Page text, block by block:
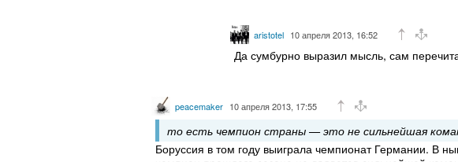
aristotel 10 апреля 2013, 16:52
Да сумбурно выразил мысль, сам
peacemaker 10 апреля 2013, 17:55
то есть чемпион страны — это не сильнейшая
Боруссия в том году выиграла чемпионат Германии. В